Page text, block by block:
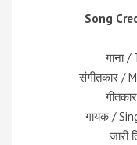
Song
गाना
संगीतकार /
गायक /
जारी